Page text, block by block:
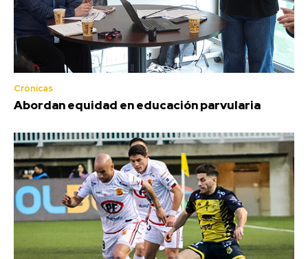
Crónicas
Abordan equidad en educación parvularia